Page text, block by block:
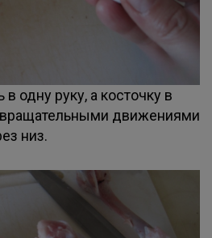
одну руку, а косточку в
вращательными движениями
низ.